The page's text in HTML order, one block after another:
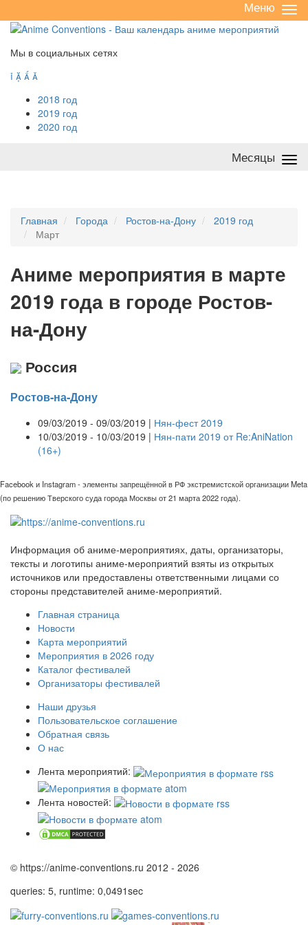
/
Меню
Мы в социальных сетях
   
2018 год
2019 год
2020 год
Месяцы
Главная Города Ростов-на-Дону
2019 год
Март
Аниме мероприятия в марте
2019 года в городе Ростов-
на-Дону
Россия
Ростов-на-Дону
09/03/2019 - 09/03/2019 | Нян-фест 2019
10/03/2019 - 10/03/2019 | Нян-пати 2019 от Re:AniNation
(16+)
Facebook и Instagram - элементы запрещённой в РФ экстремистской организации Meta
(по решению Тверского суда города Москвы от 21 марта 2022 года).
Информация об аниме-мероприятиях, даты, организаторы,
тексты и логотипы аниме-мероприятий взяты из открытых
источников или предоставлены ответственными лицами со
стороны представителей аниме-мероприятий.
Главная страница
Новости
Карта мероприятий
Мероприятия в 2026 году
Каталог фестивалей
Организаторы фестивалей
Наши друзья
Пользовательское соглашение
Обратная связь
О нас
Лента мероприятий:
Лента новостей:
© https://anime-conventions.ru 2012 - 2026
queries: 5, runtime: 0,0491sec